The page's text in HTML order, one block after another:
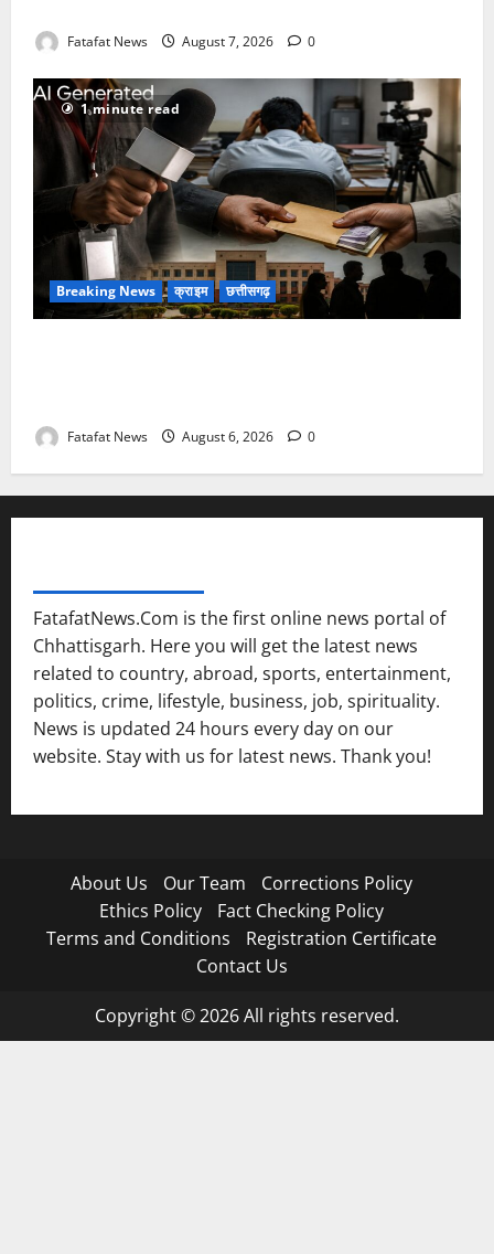
Fatafat News August 7, 2026 0
1 minute read
Breaking News क्राइम छत्तीसगढ़
Fatafat News August 6, 2026 0
FatafatNews.Com is the first online news portal of
Chhattisgarh. Here you will get the latest news
related to country, abroad, sports, entertainment,
politics, crime, lifestyle, business, job, spirituality.
News is updated 24 hours every day on our
website. Stay with us for latest news. Thank you!
About Us Our Team
Corrections Policy
Ethics Policy
Fact Checking Policy
Terms and Conditions
Registration Certificate
Contact Us
Copyright © 2026 All rights reserved.